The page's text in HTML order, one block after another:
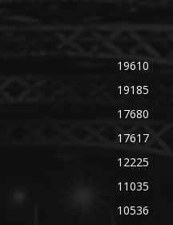
19610
19185
17680
17617
12225
11035
10536